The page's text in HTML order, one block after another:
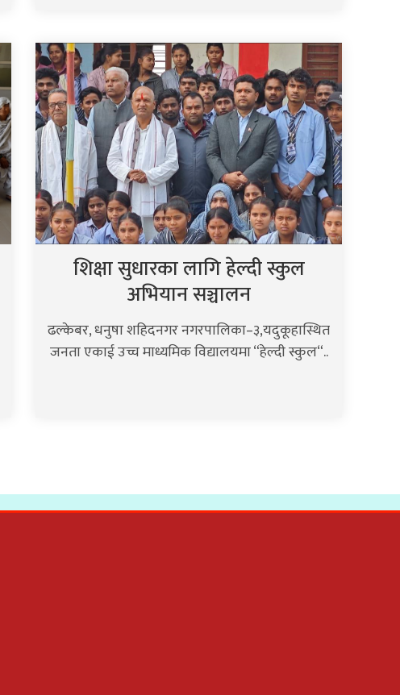
शिक्षा सुधारका लागि हेल्दी स्कुल
अभियान सञ्चालन
ढल्केबर, धनुषा शहिदनगर नगरपालिका–३,यदुकूहास्थित
जनता एकाई उच्च माध्यमिक विद्यालयमा “हेल्दी स्कुल“..